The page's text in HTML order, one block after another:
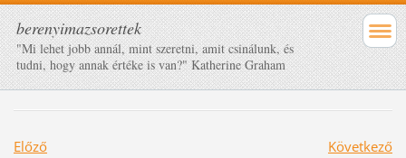
berenyimazsorettek
"Mi lehet jobb annál, mint szeretni, amit csinálunk, és
tudni, hogy annak értéke is van?" Katherine Graham
Előző
Következő